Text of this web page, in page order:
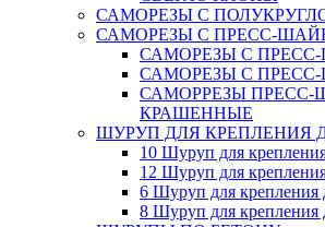
САМОРЕЗЫ С
САМОРЕЗЫ С ПРЕСС-
САМОРЕЗЫ С
САМОРЕЗЫ С
САМОРРЕЗЫ ПРЕСС-
КРАШЕННЫЕ
ШУРУП ДЛЯ КРЕПЛЕНИЯ
10 Шуруп для
12 Шуруп для
6 Шуруп для крепления
8 Шуруп для крепления